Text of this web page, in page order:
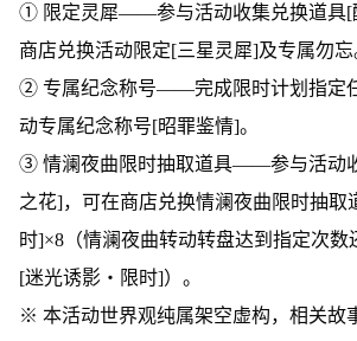
① 限定灵犀——参与活动收集兑换道具[
商店兑换活动限定[三星灵犀]及专属勿忘
② 专属纪念称号——完成限时计划指定
动专属纪念称号[昭罪鉴情]。
③ 情澜夜曲限时抽取道具——参与活动
之花]，可在商店兑换情澜夜曲限时抽取
时]×8（情澜夜曲转动转盘达到指定次数
[迷光诱影・限时]）。
※ 本活动世界观纯属架空虚构，相关故